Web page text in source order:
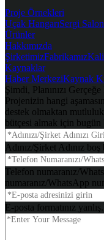
Proje Örnekleri
Uçak HangarıSergi
Ürünler
Hakkımızda
ŞirketimizFabrikamız
Kaynaklar
Haber MerkeziKaynak
Şimdi, Planınızı
Projenizin hangi
destek olmaktan
bütçesi almak için bugün
Adınız/Şirket Adınız boş
Telefon numaranız/
numaranız/WhatsApp
E-posta formatınız yanlış.